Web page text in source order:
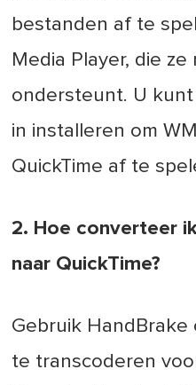
bestanden af te
Media Player, die
ondersteunt. U
in installeren om
QuickTime af te
2. Hoe converteer
naar QuickTime?
Gebruik HandBrake
te transcoderen